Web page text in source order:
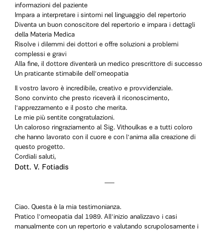
informazioni del paziente
Impara a interpretare i sintomi nel linguaggio del repertorio
Diventa un buon conoscitore del repertorio e impara i dettagli
della Materia Medica
Risolve i dilemmi dei dottori e offre soluzioni a problemi
complessi e gravi
Alla fine, il dottore diventerà un medico prescrittore di successo
Un praticante stimabile dell'omeopatia
Il vostro lavoro è incredibile, creativo e provvidenziale.
Sono convinto che presto riceverà il riconoscimento,
l'apprezzamento e il posto che merita.
Le mie più sentite congratulazioni.
Un caloroso ringraziamento al Sig. Vithoulkas e a tutti coloro
che hanno lavorato con il cuore e con l'anima alla creazione di
questo progetto.
Cordiali saluti,
Dott. V. Fotiadis
Ciao. Questa è la mia testimonianza.
Pratico l'omeopatia dal 1989. All'inizio analizzavo i casi
manualmente con un repertorio e valutando scrupolosamente i